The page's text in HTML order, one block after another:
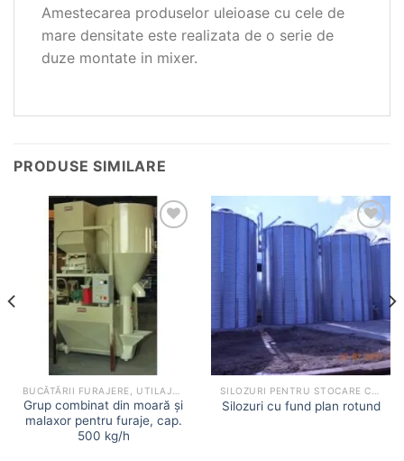
Amestecarea produselor uleioase cu cele de
mare densitate este realizata de o serie de
duze montate in mixer.
PRODUSE SIMILARE
Add to
wishlist
Grup combinat din moară și
malaxor pentru furaje, cap.
500 kg/h
Silozuri cu fund plan rotund